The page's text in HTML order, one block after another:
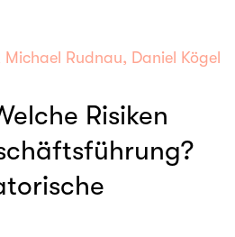
Rudnau, Daniel Kögel
Risiken